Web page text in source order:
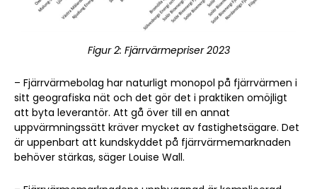
Figur 2: Fjärrvärmepriser 2023
– Fjärrvärmebolag har naturligt monopol på fjärrvärmen i
sitt geografiska nät och det gör det i praktiken omöjligt
att byta leverantör. Att gå över till en annat
uppvärmningssätt kräver mycket av fastighetsägare. Det
är uppenbart att kundskyddet på fjärrvärmemarknaden
behöver stärkas, säger Louise Wall.